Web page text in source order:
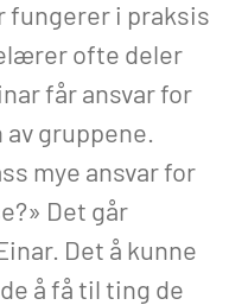
fungerer i praksis
ofte deler
får ansvar for
gruppene.
mye ansvar for
Det går
Det å kunne
å få til ting de